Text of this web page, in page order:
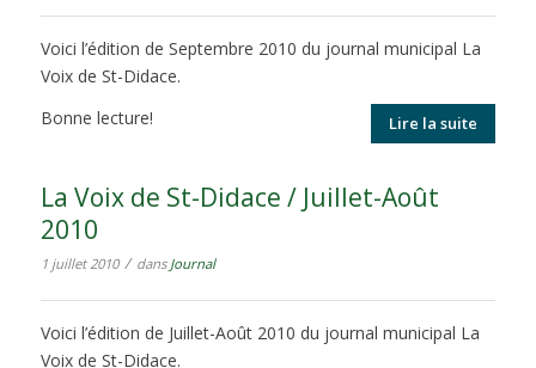
Voici l’édition de Septembre 2010 du journal municipal La
Voix de St-Didace.
Bonne lecture!
Lire la suite
La Voix de St-Didace / Juillet-Août
2010
1 juillet 2010 / dans Journal
Voici l’édition de Juillet-Août 2010 du journal municipal La
Voix de St-Didace.